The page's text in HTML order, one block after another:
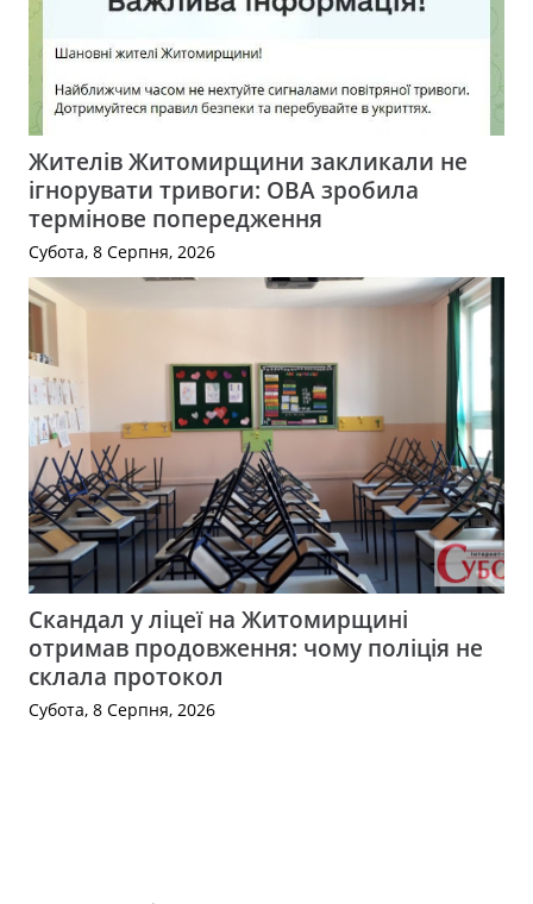
Жителів Житомирщини закликали не
ігнорувати тривоги: ОВА зробила
термінове попередження
Субота, 8 Серпня, 2026
Скандал у ліцеї на Житомирщині
отримав продовження: чому поліція не
склала протокол
Субота, 8 Серпня, 2026